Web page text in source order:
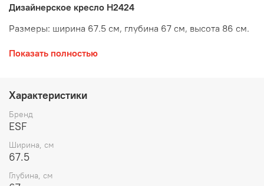
Дизайнерское кресло H2424
Размеры: ширина 67.5 см, глубина 67 см, высота 86 см.
Высота сидения 47.5 см, Глубина сидения 49.5 см.
Наполнитель: независимый пружинный блок.
Цвет: бежевый
Эргономичное сидение, обитое высококачественной
тканью, ножки металл.
Показать полностью
Характеристики
Бренд
ESF
Ширина, см
67.5
Глубина, см